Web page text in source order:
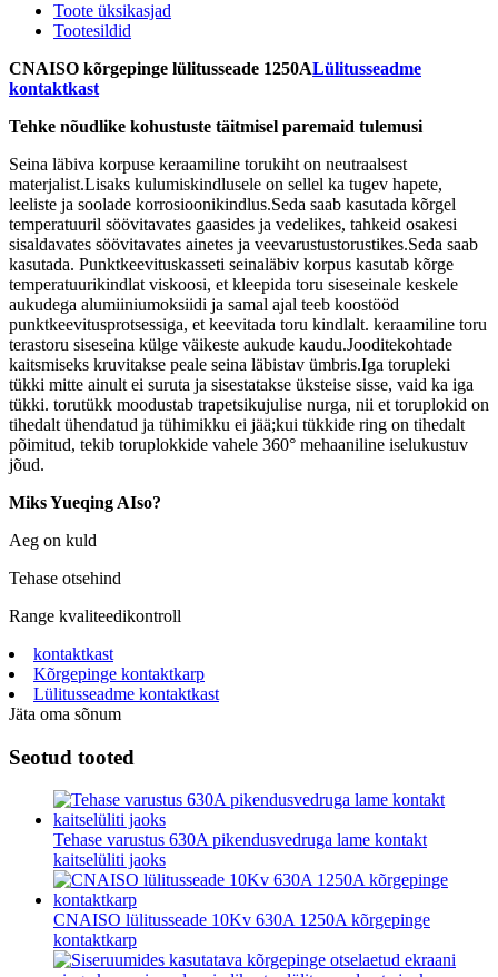
Toote üksikasjad
Tootesildid
CNAISO kõrgepinge lülitusseade 1250ALülitusseadme
kontaktkast
Tehke nõudlike kohustuste täitmisel paremaid tulemusi
Seina läbiva korpuse keraamiline torukiht on neutraalsest
materjalist.Lisaks kulumiskindlusele on sellel ka tugev hapete,
leeliste ja soolade korrosioonikindlus.Seda saab kasutada kõrgel
temperatuuril söövitavates gaasides ja vedelikes, tahkeid osakesi
sisaldavates söövitavates ainetes ja veevarustustorustikes.Seda saab
kasutada. Punktkeevituskasseti seinaläbiv korpus kasutab kõrge
temperatuurikindlat viskoosi, et kleepida toru siseseinale keskele
aukudega alumiiniumoksiidi ja samal ajal teeb koostööd
punktkeevitusprotsessiga, et keevitada toru kindlalt. keraamiline toru
terastoru siseseina külge väikeste aukude kaudu.Jooditekohtade
kaitsmiseks kruvitakse peale seina läbistav ümbris.Iga torupleki
tükki mitte ainult ei suruta ja sisestatakse üksteise sisse, vaid ka iga
tükki. torutükk moodustab trapetsikujulise nurga, nii et toruplokid on
tihedalt ühendatud ja tühimikku ei jää;kui tükkide ring on tihedalt
põimitud, tekib toruplokkide vahele 360° mehaaniline iselukustuv
jõud.
Miks Yueqing AIso?
Aeg on kuld
Tehase otsehind
Range kvaliteedikontroll
kontaktkast
Kõrgepinge kontaktkarp
Lülitusseadme kontaktkast
Jäta oma sõnum
Seotud tooted
Tehase varustus 630A pikendusvedruga lame kontakt
kaitselüliti jaoks
CNAISO lülitusseade 10Kv 630A 1250A kõrgepinge
kontaktkarp